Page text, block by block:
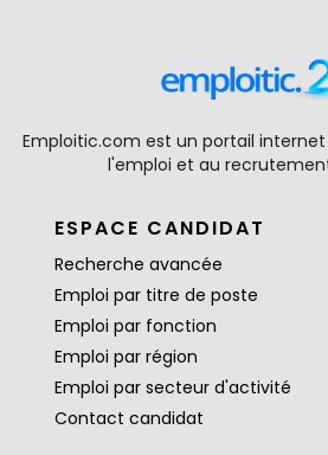
Emploitic.com est un portail
l'emploi et au
ESPACE CANDIDAT
Recherche avancée
Emploi par titre de poste
Emploi par fonction
Emploi par région
Emploi par secteur d'activité
Contact candidat